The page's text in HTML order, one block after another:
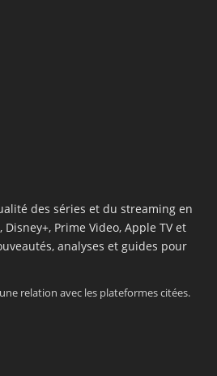
des séries et du streaming en
Prime Video, Apple TV et
analyses et guides pour
relation avec les plateformes citées.